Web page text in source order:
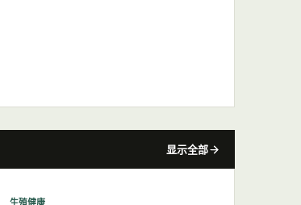
显示全部
生殖健康